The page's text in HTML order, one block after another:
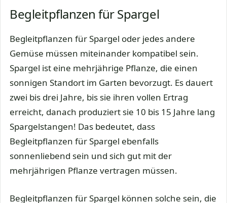
Begleitpflanzen für Spargel
Begleitpflanzen für Spargel oder jedes andere
Gemüse müssen miteinander kompatibel sein.
Spargel ist eine mehrjährige Pflanze, die einen
sonnigen Standort im Garten bevorzugt. Es dauert
zwei bis drei Jahre, bis sie ihren vollen Ertrag
erreicht, danach produziert sie 10 bis 15 Jahre lang
Spargelstangen! Das bedeutet, dass
Begleitpflanzen für Spargel ebenfalls
sonnenliebend sein und sich gut mit der
mehrjährigen Pflanze vertragen müssen.
Begleitpflanzen für Spargel können solche sein, die